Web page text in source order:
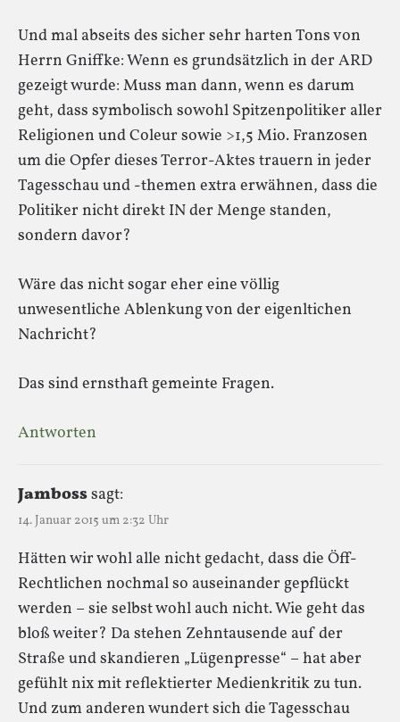
Und mal abseits des sicher sehr harten Tons von
Herrn Gniffke: Wenn es grundsätzlich in der ARD
gezeigt wurde: Muss man dann, wenn es darum
geht, dass symbolisch sowohl Spitzenpolitiker aller
Religionen und Coleur sowie >1,5 Mio. Franzosen
um die Opfer dieses Terror-Aktes trauern in jeder
Tagesschau und -themen extra erwähnen, dass die
Politiker nicht direkt IN der Menge standen,
sondern davor?
Wäre das nicht sogar eher eine völlig
unwesentliche Ablenkung von der eigenltichen
Nachricht?
Das sind ernsthaft gemeinte Fragen.
Antworten
Jambosssagt:
14. Januar 2015 um 2:32 Uhr
Hätten wir wohl alle nicht gedacht, dass die Öff-
Rechtlichen nochmal so auseinander gepflückt
werden – sie selbst wohl auch nicht. Wie geht das
bloß weiter? Da stehen Zehntausende auf der
Straße und skandieren „Lügenpresse“ – hat aber
gefühlt nix mit reflektierter Medienkritik zu tun.
Und zum anderen wundert sich die Tagesschau